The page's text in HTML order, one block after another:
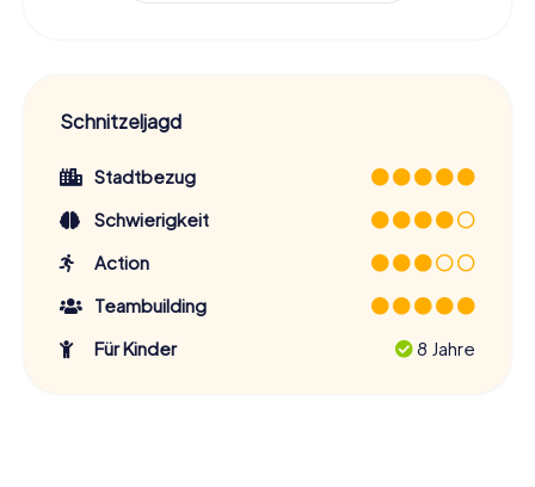
Schnitzeljagd
Stadtbezug
Schwierigkeit
Action
Teambuilding
Für Kinder
8 Jahre